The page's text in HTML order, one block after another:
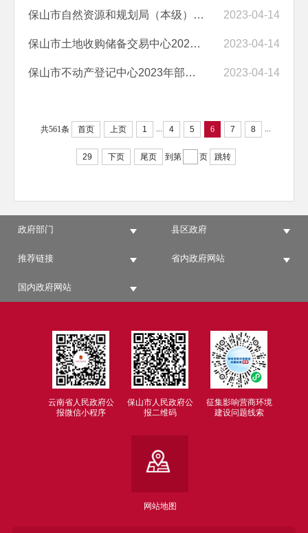
保山市自然资源和规划局（本级）2023年部门预算“三公”经费编制说明 2023-04-14
保山市土地收购储备交易中心2023年部门预算“三公”经费编制说明 2023-04-14
保山市不动产登记中心2023年部门预算“三公”经费编制的说明 2023-04-14
共561条 首页 上页 1 ... 4 5 6 7 8 ...
29 下页 尾页 到第 页 跳转
政府部门 县区政府
推荐链接 省内政府网站
国内政府网站
云南省人民政府公
报微信小程序
保山市人民政府公
报二维码
征集影响营商环境
建设问题线索
网站地图